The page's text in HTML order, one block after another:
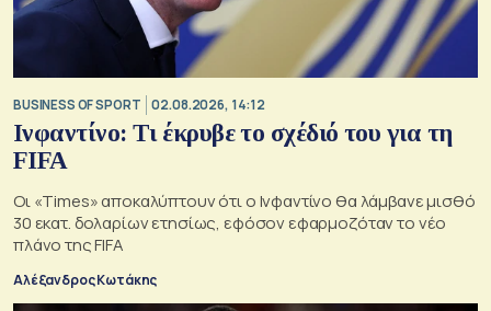
BUSINESS OF SPORT 02.08.2026, 14:12
Ινφαντίνο: Τι έκρυβε το σχέδιό του για τη
FIFA
Οι «Times» αποκαλύπτουν ότι ο Ινφαντίνο θα λάμβανε μισθό
30 εκατ. δολαρίων ετησίως, εφόσον εφαρμοζόταν το νέο
πλάνο της FIFA
Αλέξανδρος Κωτάκης